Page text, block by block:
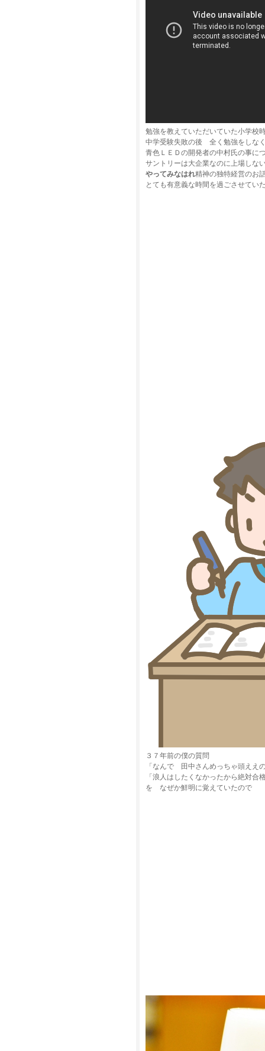
勉強を教えていただいていた小学校
中学受験失敗の後 全く勉強をしな
青色ＬＥＤの開発者の中村氏の事に
サントリーは大企業なのに上場しな
やってみなはれ精神の独特経営のお
とても有意義な時間を過ごさせてい
３７年前の僕の質問
「なんで 田中さんめっちゃ頭ええ
「浪人はしたくなかったから絶対合
を なぜか鮮明に覚えていたので